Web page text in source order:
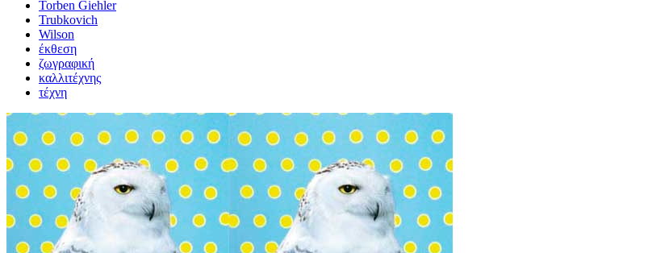
Torben Giehler
Trubkovich
Wilson
έκθεση
ζωγραφική
καλλιτέχνης
τέχνη